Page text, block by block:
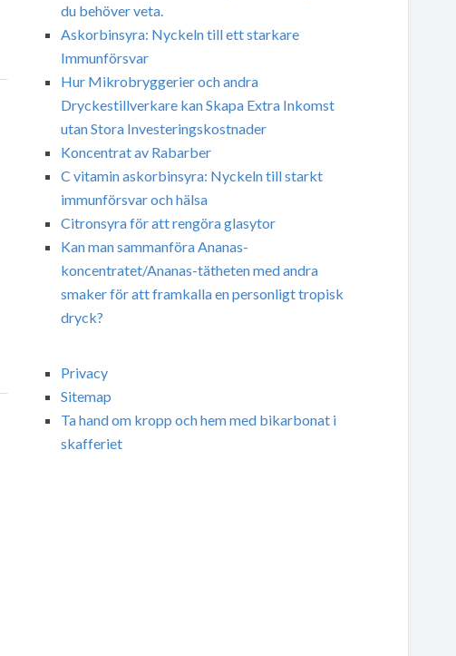
du behöver veta.
Askorbinsyra: Nyckeln till ett starkare
Immunförsvar
Hur Mikrobryggerier och andra
Dryckestillverkare kan Skapa Extra Inkomst
utan Stora Investeringskostnader
Koncentrat av Rabarber
C vitamin askorbinsyra: Nyckeln till starkt
immunförsvar och hälsa
Citronsyra för att rengöra glasytor
Kan man sammanföra Ananas-
koncentratet/Ananas-tätheten med andra
smaker för att framkalla en personligt tropisk
dryck?
Privacy
Sitemap
Ta hand om kropp och hem med bikarbonat i
skafferiet